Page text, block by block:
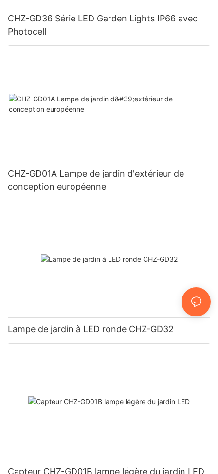
CHZ-GD36 Série LED Garden Lights IP66 avec
Photocell
CHZ-GD01A Lampe de jardin d'extérieur de
conception européenne
Lampe de jardin à LED ronde CHZ-GD32
Capteur CHZ-GD01B lampe légère du jardin LED